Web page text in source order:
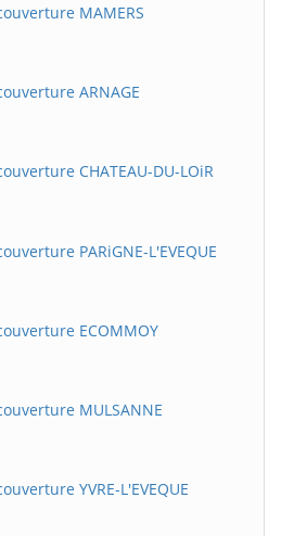
MAMERS
ARNAGE
CHATEAU-DU-LOiR
PARiGNE-L'EVEQUE
ECOMMOY
MULSANNE
YVRE-L'EVEQUE